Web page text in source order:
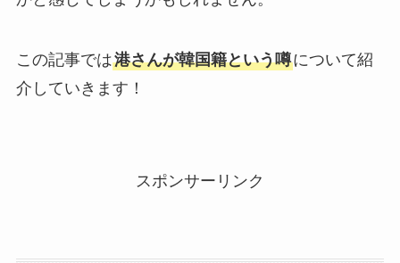
この記事では港さんが韓国籍という噂について紹
介していきます！
スポンサーリンク